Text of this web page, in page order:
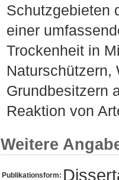
Schutzgebieten
einer
Trockenheit in
Naturschützern,
Grundbesitzern
Reaktion von
Weitere
Publikationsform: